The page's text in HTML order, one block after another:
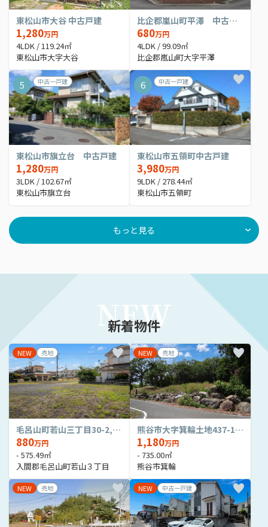
東松山市大谷 中古戸建
1,280万円
4LDK / 119.24㎡
東松山市大字大谷
比企郡嵐山町平澤 中古戸建
680万円
4LDK / 99.09㎡
比企郡嵐山町大字平澤
5 中古一戸建
東松山市旗立台 中古戸建
1,280万円
3LDK / 102.67㎡
東松山市旗立台
6 中古一戸建
東松山市五領町中古戸建
3,980万円
9LDK / 278.44㎡
東松山市五領町
もっと見る
NEW
新着物件
NEW 売地
毛呂山町若山三丁目30-2,30-14,30-18土地 174坪
880万円
- 575.49㎡
入間郡毛呂山町若山３丁目
NEW 売地
熊谷市大字箕輪土地437-1 227坪
1,180万円
- 735.00㎡
熊谷市箕輪
NEW 売地 NEW 中古一戸建